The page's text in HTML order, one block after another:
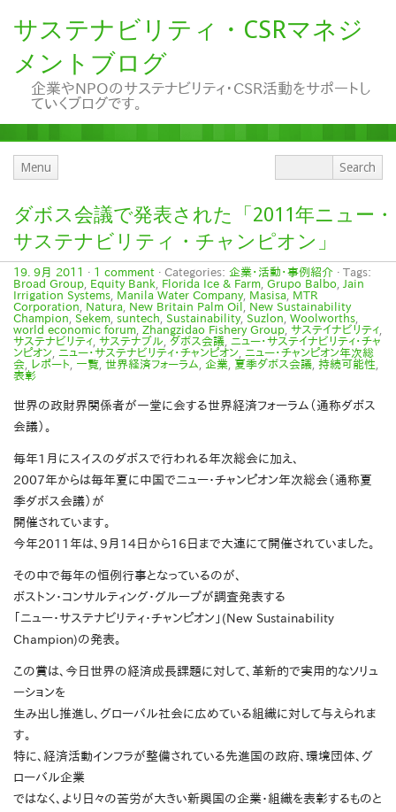
サステナビリティ・CSRマネジ
メントブログ
企業やNPOのサステナビリティ・CSR活動をサポートし
ていくブログです。
Menu
ダボス会議で発表された「2011年ニュー・
サステナビリティ・チャンピオン」
19. 9月 2011 · 1 comment · Categories: 企業・活動・事例紹介 · Tags:
Broad Group
Equity Bank Florida Ice & Farm Grupo Balbo Jain
Irrigation Systems
Manila Water Company, Masisa
MTR
Corporation
Natura New Britain Palm Oil
New Sustainability
Champion
Sekem suntech Sustainability, Suzlon Woolworths
world economic forum Zhangzidao Fishery Group サステイナビリティ
サステナビリティ サステナブル ダボス会議 ニュー・サステイナビリティ・チャ
ンピオン ニュー・サステナビリティ・チャンピオン ニュー・チャンピオン年次総
会
レポート 一覧 世界経済フォーラム 企業 夏季ダボス会議 持続可能性
表彰
世界の政財界関係者が一堂に会する世界経済フォーラム（通称ダボス
会議）。
毎年1月にスイスのダボスで行われる年次総会に加え、
2007年からは毎年夏に中国でニュー・チャンピオン年次総会（通称夏
季ダボス会議）が
開催されています。
今年2011年は、9月14日から16日まで大連にて開催されていました。
その中で毎年の恒例行事となっているのが、
ボストン・コンサルティング・グループが調査発表する
「ニュー・サステナビリティ・チャンピオン」(New Sustainability
Champion)の発表。
この賞は、今日世界の経済成長課題に対して、革新的で実用的なソリュ
ーションを
生み出し推進し、グローバル社会に広めている組織に対して与えられま
す。
特に、経済活動インフラが整備されている先進国の政府、環境団体、グ
ローバル企業
ではなく、より日々の苦労が大きい新興国の企業・組織を表彰するものと